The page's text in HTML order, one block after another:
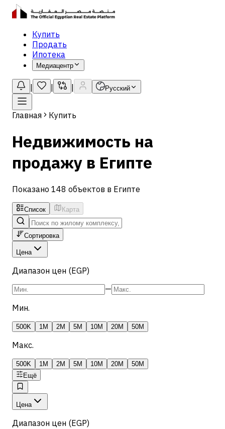
Купить
Продать
Ипотека
Медиацентр
Русский
Главная Купить
Недвижимость на
продажу в Египте
Показано 148 объектов в Египте
Список Карта
Сортировка
Цена
Диапазон цен (EGP)
—
Мин.
500K 1M 2M 5M 10M 20M 50M
Макс.
500K 1M 2M 5M 10M 20M
50M
Ещё
Цена
Диапазон цен (EGP)